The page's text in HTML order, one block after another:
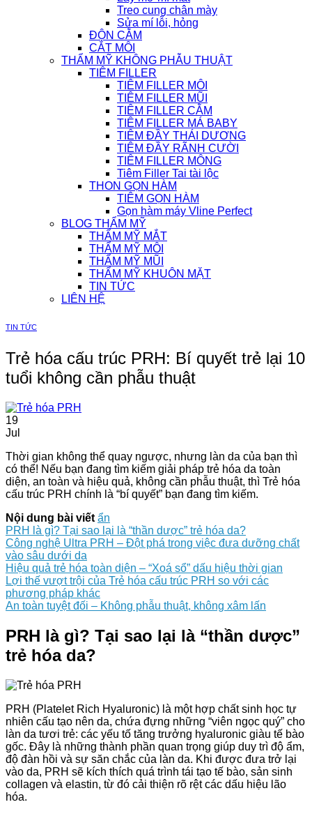
Treo cung chân mày
Sửa mí lỗi, hỏng
ĐỘN CẰM
CẮT MÔI
THẨM MỸ KHÔNG PHẪU THUẬT
TIÊM FILLER
TIÊM FILLER MÔI
TIÊM FILLER MŨI
TIÊM FILLER CẰM
TIÊM FILLER MÁ BABY
TIÊM ĐẦY THÁI DƯƠNG
TIÊM ĐẦY RÃNH CƯỜI
TIÊM FILLER MÔNG
Tiêm Filler Tai tài lộc
THON GỌN HÀM
TIÊM GỌN HÀM
Gọn hàm máy Vline Perfect
BLOG THẨM MỸ
THẨM MỸ MẮT
THẨM MỸ MÔI
THẨM MỸ MŨI
THẨM MỸ KHUÔN MẶT
TIN TỨC
LIÊN HỆ
TIN TỨC
Trẻ hóa cấu trúc PRH: Bí quyết trẻ lại 10
tuổi không cần phẫu thuật
19
Jul
Thời gian không thể quay ngược, nhưng làn da của bạn thì
có thể! Nếu bạn đang tìm kiếm giải pháp trẻ hóa da toàn
diện, an toàn và hiệu quả, không cần phẫu thuật, thì Trẻ hóa
cấu trúc PRH chính là “bí quyết” bạn đang tìm kiếm.
Nội dung bài viết ẩn
PRH là gì? Tại sao lại là “thần dược” trẻ hóa da?
Công nghệ Ultra PRH – Đột phá trong việc đưa dưỡng chất
vào sâu dưới da
Hiệu quả trẻ hóa toàn diện – “Xoá sổ” dấu hiệu thời gian
Lợi thế vượt trội của Trẻ hóa cấu trúc PRH so với các
phương pháp khác
An toàn tuyệt đối – Không phẫu thuật, không xâm lấn
PRH là gì? Tại sao lại là “thần dược”
trẻ hóa da?
PRH (Platelet Rich Hyaluronic) là một hợp chất sinh học tự
nhiên cấu tạo nên da, chứa đựng những “viên ngọc quý” cho
làn da tươi trẻ: các yếu tố tăng trưởng hyaluronic giàu tế bào
gốc. Đây là những thành phần quan trọng giúp duy trì độ ẩm,
độ đàn hồi và sự săn chắc của làn da. Khi được đưa trở lại
vào da, PRH sẽ kích thích quá trình tái tạo tế bào, sản sinh
collagen và elastin, từ đó cải thiện rõ rệt các dấu hiệu lão
hóa.